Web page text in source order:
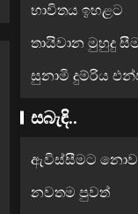
භාවිතය ඉහළට
තායිවාන මුහුදු
සුනාමි දුම්රිය
සබැඳි..
ඇවිස්සීමට නොව
නවතම පුවත්